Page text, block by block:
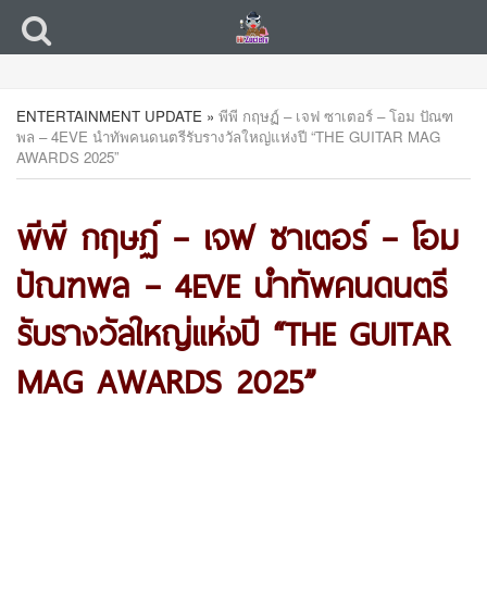
ENTERTAINMENT UPDATE » พีพี กฤษฏ์ – เจฟ ซาเตอร์ – โอม ปัณฑ
พล – 4EVE นำทัพคนดนตรีรับรางวัลใหญ่แห่งปี “THE GUITAR MAG
AWARDS 2025”
พีพี กฤษฏ์ – เจฟ ซาเตอร์ – โอม
ปัณฑพล – 4EVE นำทัพคนดนตรี
รับรางวัลใหญ่แห่งปี “THE GUITAR
MAG AWARDS 2025”